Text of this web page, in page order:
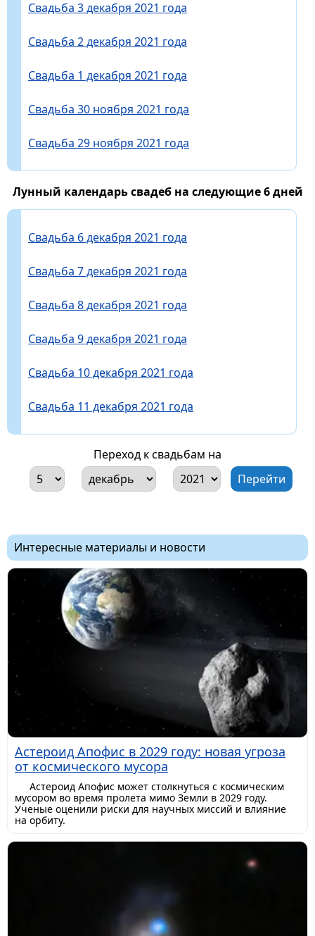
Свадьба 3 декабря 2021 года
Свадьба 2 декабря 2021 года
Свадьба 1 декабря 2021 года
Свадьба 30 ноября 2021 года
Свадьба 29 ноября 2021 года
Лунный календарь свадеб на следующие 6 дней
Свадьба 6 декабря 2021 года
Свадьба 7 декабря 2021 года
Свадьба 8 декабря 2021 года
Свадьба 9 декабря 2021 года
Свадьба 10 декабря 2021 года
Свадьба 11 декабря 2021 года
Переход к свадьбам на
Интересные материалы и новости
Астероид Апофис в 2029 году: новая угроза
от космического мусора
Астероид Апофис может столкнуться с космическим
мусором во время пролета мимо Земли в 2029 году.
Ученые оценили риски для научных миссий и влияние
на орбиту.